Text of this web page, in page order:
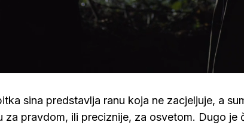
sina predstavlja ranu koja ne zacjeljuje, a
za pravdom, ili preciznije, za osvetom. Dugo je